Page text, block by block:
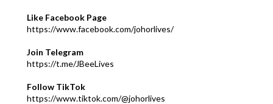
Like Facebook Page
https://www.facebook.com/johorlives/
Join Telegram
https://t.me/JBeeLives
Follow TikTok
https://www.tiktok.com/@johorlives